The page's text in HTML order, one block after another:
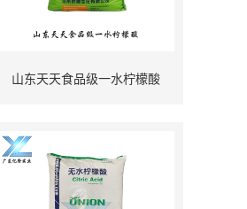
山东天天食品级一水柠檬酸